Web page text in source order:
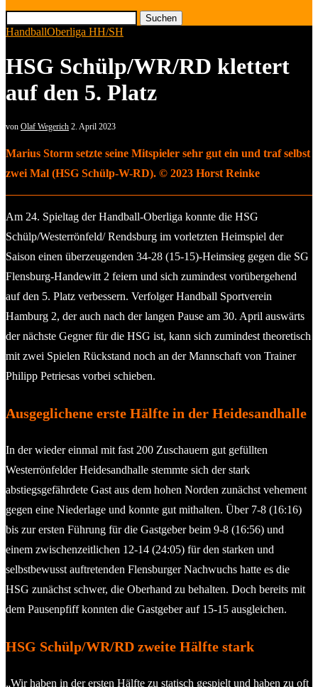
Suchen
HandballOberliga HH/SH
HSG Schülp/WR/RD klettert
auf den 5. Platz
von Olaf Wegerich 2. April 2023
Marius Storm setzte seine Mitspieler sehr gut ein und traf selbst
zwei Mal (HSG Schülp-W-RD). © 2023 Horst Reinke
Am 24. Spieltag der Handball-Oberliga konnte die HSG
Schülp/Westerrönfeld/ Rendsburg im vorletzten Heimspiel der
Saison einen überzeugenden 34-28 (15-15)-Heimsieg gegen die SG
Flensburg-Handewitt 2 feiern und sich zumindest vorübergehend
auf den 5. Platz verbessern. Verfolger Handball Sportverein
Hamburg 2, der auch nach der langen Pause am 30. April auswärts
der nächste Gegner für die HSG ist, kann sich zumindest theoretisch
mit zwei Spielen Rückstand noch an der Mannschaft von Trainer
Philipp Petriesas vorbei schieben.
Ausgeglichene erste Hälfte in der Heidesandhalle
In der wieder einmal mit fast 200 Zuschauern gut gefüllten
Westerrönfelder Heidesandhalle stemmte sich der stark
abstiegsgefährdete Gast aus dem hohen Norden zunächst vehement
gegen eine Niederlage und konnte gut mithalten. Über 7-8 (16:16)
bis zur ersten Führung für die Gastgeber beim 9-8 (16:56) und
einem zwischenzeitlichen 12-14 (24:05) für den starken und
selbstbewusst auftretenden Flensburger Nachwuchs hatte es die
HSG zunächst schwer, die Oberhand zu behalten. Doch bereits mit
dem Pausenpfiff konnten die Gastgeber auf 15-15 ausgleichen.
HSG Schülp/WR/RD zweite Hälfte stark
„Wir haben in der ersten Hälfte zu statisch gespielt und haben zu oft